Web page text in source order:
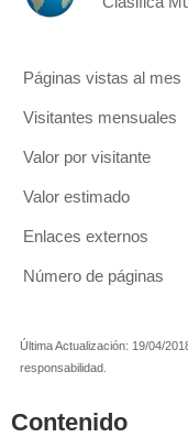
Páginas vistas al mes
Visitantes mensuales
Valor por visitante
Valor estimado
Enlaces externos
Número de páginas
Última Actualización: 19/04/
responsabilidad.
Contenido